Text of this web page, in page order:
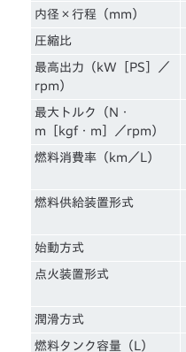
内径×行程（mm）
圧縮比
最高出力（kW［PS］／
rpm）
最大トルク（N・
m［kgf・m］／rpm）
燃料消費率（km／L）
燃料供給装置形式
始動方式
点火装置形式
潤滑方式
燃料タンク容量（L）